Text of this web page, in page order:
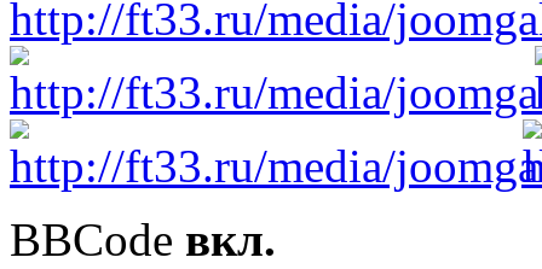
BBCode вкл.